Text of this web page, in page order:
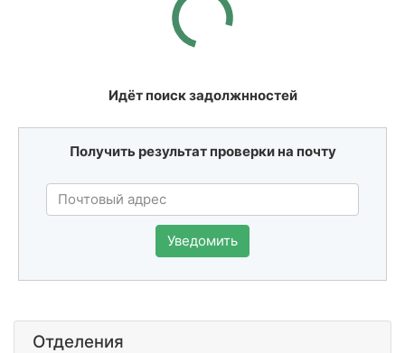
Идёт поиск задолжнностей
Получить результат проверки на почту
Уведомить
Отделения